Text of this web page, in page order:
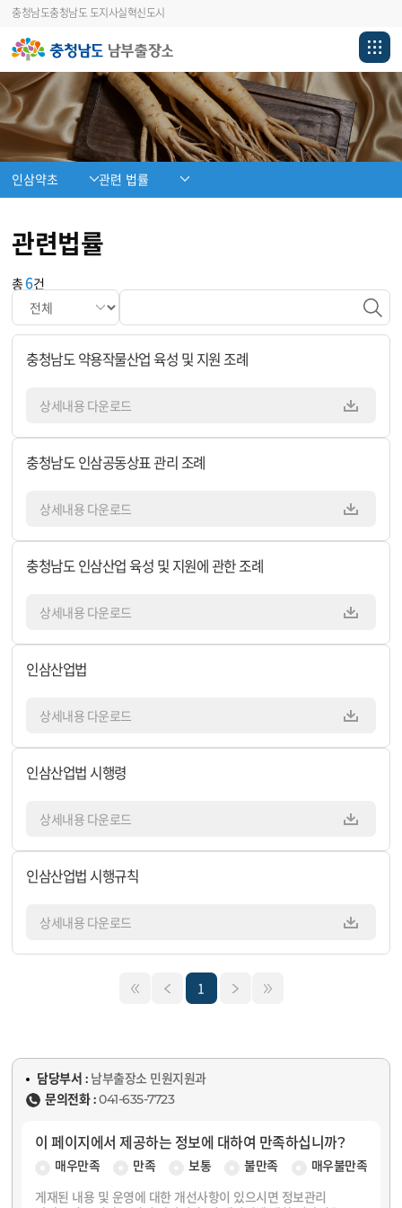
충청남도충청남도 도지사실혁신도시
인삼약초 관련 법률
관련법률
총6건
충청남도 약용작물산업 육성 및 지원 조례
상세내용 다운로드
충청남도 인삼공동상표 관리 조례
상세내용 다운로드
충청남도 인삼산업 육성 및 지원에 관한 조례
상세내용 다운로드
인삼산업법
상세내용 다운로드
인삼산업법 시행령
상세내용 다운로드
인삼산업법 시행규칙
상세내용 다운로드
1
담당부서 : 남부출장소 민원지원과
문의전화 : 041-635-7723
이 페이지에서 제공하는 정보에 대하여 만족하십니까?
매우만족 만족 보통 불만족
매우불만족
게재된 내용 및 운영에 대한 개선사항이 있으시면 정보관리